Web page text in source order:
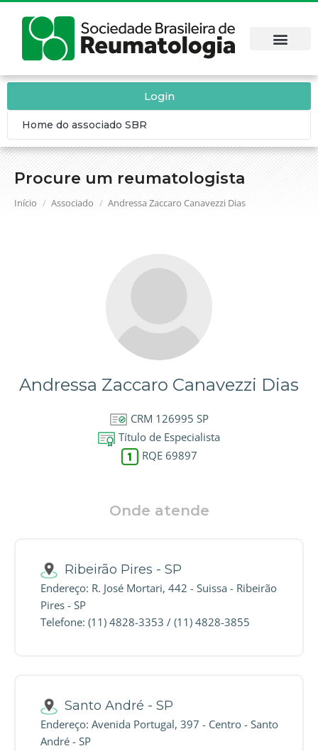
Procure um reumatologista
Você está aqui:
Início Associado Andressa Zaccaro Canavezzi Dias
Login
Home do associado SBR
Andressa Zaccaro Canavezzi Dias
CRM 126995 SP
Título de Especialista
RQE 69897
Onde atende
Ribeirão Pires - SP
Endereço: R. José Mortari, 442 - Suissa - Ribeirão
Pires - SP
Telefone: (11) 4828-3353 / (11) 4828-3855
Santo André - SP
Endereço: Avenida Portugal, 397 - Centro - Santo
André - SP